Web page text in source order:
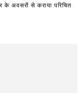
के अवसरों से कराया परिचित